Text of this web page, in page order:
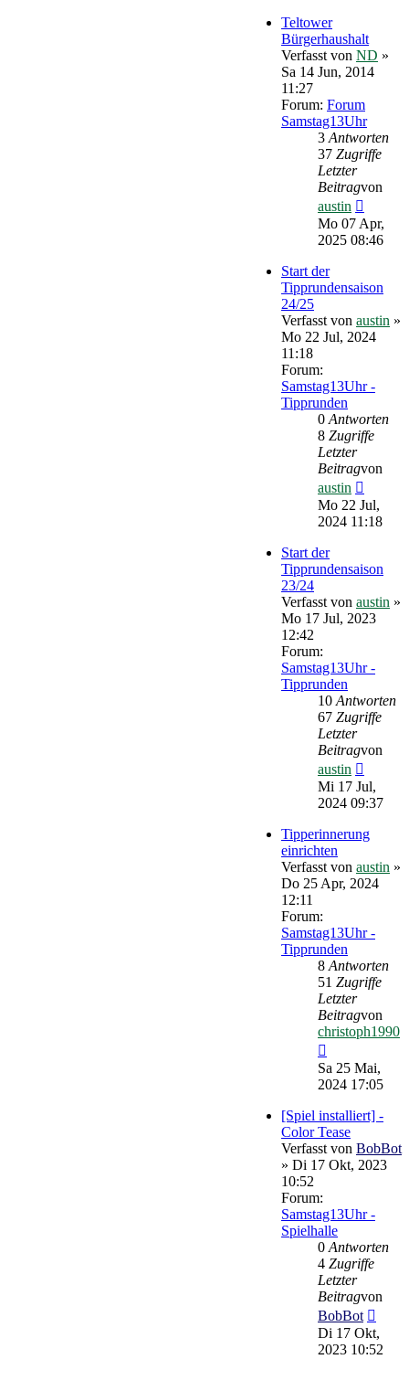
Teltower
Bürgerhaushalt
Verfasst von ND »
Sa 14 Jun, 2014
11:27
Forum: Forum
Samstag13Uhr
3 Antworten
37 Zugriffe
Letzter
Beitragvon
austin
Beitrag
Mo 07 Apr,
2025 08:46
Start der
Tipprundensaison
24/25
Verfasst von austin »
Mo 22 Jul, 2024
11:18
Forum:
Samstag13Uhr -
Tipprunden
0 Antworten
8 Zugriffe
Letzter
Beitragvon
austin
Beitrag
Mo 22 Jul,
2024 11:18
Start der
Tipprundensaison
23/24
Verfasst von austin »
Mo 17 Jul, 2023
12:42
Forum:
Samstag13Uhr -
Tipprunden
10 Antworten
67 Zugriffe
Letzter
Beitragvon
austin
Beitrag
Mi 17 Jul,
2024 09:37
Tipperinnerung
einrichten
Verfasst von austin »
Do 25 Apr, 2024
12:11
Forum:
Samstag13Uhr -
Tipprunden
8 Antworten
51 Zugriffe
Letzter
Beitragvon
christoph1990
Beitrag
Sa 25 Mai,
2024 17:05
[Spiel installiert] -
Color Tease
Verfasst von BobBot
» Di 17 Okt, 2023
10:52
Forum:
Samstag13Uhr -
Spielhalle
0 Antworten
4 Zugriffe
Letzter
Beitragvon
BobBot
Di 17 Okt,
2023 10:52